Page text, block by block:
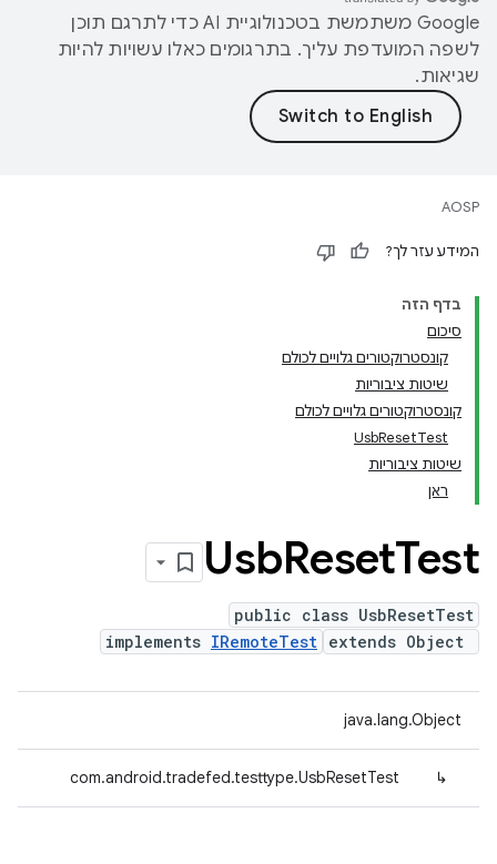
‫Google משתמשת בטכנולוגיית AI כדי לתרגם תוכן
לשפה המועדפת עליך. בתרגומים כאלו עשויות להיות
שגיאות.
AOSP
המידע עזר לך?
בדף הזה
סיכום
קונסטרוקטורים גלויים לכולם
שיטות ציבוריות
קונסטרוקטורים גלויים לכולם
UsbResetTest
שיטות ציבוריות
ראן
UsbResetTest
public class UsbResetTest
extends Object
implements IRemoteTest
java.lang.Object
↳
com.android.tradefed.testtype.UsbResetTest